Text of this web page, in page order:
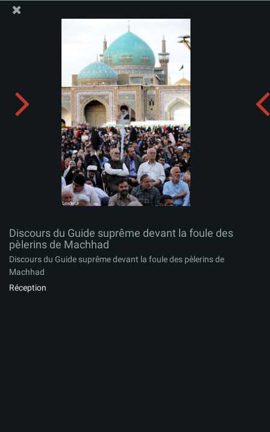
Site Officiel du Bureau du Guide Suprême - Ayatollah Khamenei
Discours du Guide suprême devant la foule des
pèlerins de Machhad
Discours du Guide suprême devant la foule des
pèlerins de Machhad
Discours du Guide suprême devant la foule des pèlerins de
Machhad
Réception